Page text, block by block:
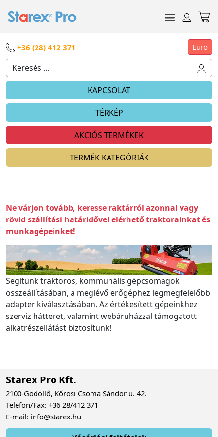
+36 (28) 412 371 Euro
KAPCSOLAT
TÉRKÉP
AKCIÓS TERMÉKEK
TERMÉK KATEGÓRIÁK
Ne várjon tovább, keresse raktárról azonnal vagy
rövid szállítási határidővel elérhető traktorainkat és
munkagépeinket!
Segítünk traktoros, kommunális gépcsomagok
összeállításában, a meglévő erőgéphez legmegfelelőbb
adapter kiválasztásában. Az értékesített gépeinkhez
szerviz hátteret, valamint webáruházzal támogatott
alkatrészellátást biztosítunk!
Starex Pro Kft.
2100-Gödöllő, Kőrösi Csoma Sándor u. 42.
Telefon/Fax: +36 28/412 371
E-mail: info@starex.hu